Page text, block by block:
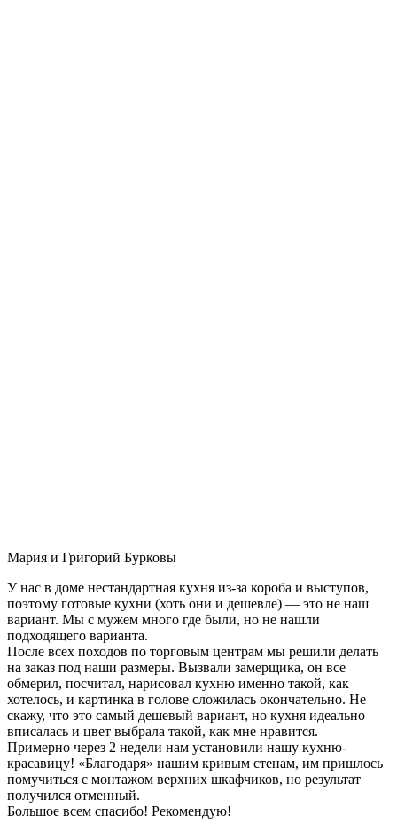
Мария и Григорий Бурковы
У нас в доме нестандартная кухня из-за короба и выступов,
поэтому готовые кухни (хоть они и дешевле) — это не наш
вариант. Мы с мужем много где были, но не нашли
подходящего варианта.
После всех походов по торговым центрам мы решили делать
на заказ под наши размеры. Вызвали замерщика, он все
обмерил, посчитал, нарисовал кухню именно такой, как
хотелось, и картинка в голове сложилась окончательно. Не
скажу, что это самый дешевый вариант, но кухня идеально
вписалась и цвет выбрала такой, как мне нравится.
Примерно через 2 недели нам установили нашу кухню-
красавицу! «Благодаря» нашим кривым стенам, им пришлось
помучиться с монтажом верхних шкафчиков, но результат
получился отменный.
Большое всем спасибо! Рекомендую!